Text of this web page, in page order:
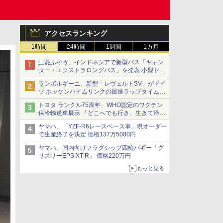
アクセスランキング
1時間 24時間 1週間 1カ月
三菱ふそう、インドネシアで新型バス「キャン
ター・エクストラロングバス」を発表 小型トラ
ックベースの観光・旅客輸送向けバス
ランボルギーニ、新型「レヴェルトSV」がドイ
ツ ホッケンハイムリンクの最速ラップタイムを
記録
トヨタ ランクル75周年、WHO認定のワクチン
保冷輸送車展示 「どこへでも行き、生きて帰っ
てこられる」ランドクルーザーで命をつなぐ
ヤマハ、「YZF-R6レースベース車」現オーダー
で生産終了を決定 価格137万5000円
ヤマハ、国内向けフラグシップ四輪バギー「グ
リズリーEPS XT-R」 価格220万円
もっと見る